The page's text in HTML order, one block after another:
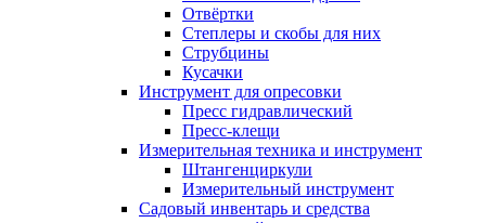
Отвёртки
Степлеры и скобы для них
Струбцины
Кусачки
Инструмент для опресовки
Пресс гидравлический
Пресс-клещи
Измерительная техника и инструмент
Штангенциркули
Измерительный инструмент
Садовый инвентарь и средства